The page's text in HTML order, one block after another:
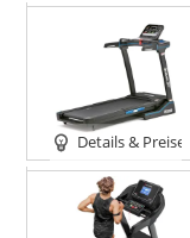
Details & Preise